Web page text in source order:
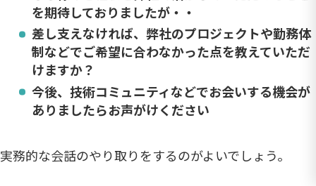
を期待しておりましたが・・
差し支えなければ、弊社のプロジェクトや勤務体
制などでご希望に合わなかった点を教えていただ
けますか？
今後、技術コミュニティなどでお会いする機会が
ありましたらお声がけください
実務的な会話のやり取りをするのがよいでしょう。